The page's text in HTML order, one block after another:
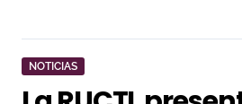
NOTICIAS